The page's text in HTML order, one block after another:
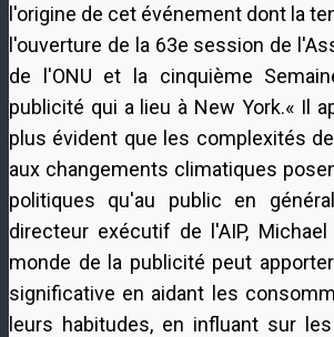
l'origine de cet événement dont la
l'ouverture de la 63e session de
de l'ONU et la cinquième
publicité qui a lieu à New York.« Il
plus évident que les complexités
aux changements climatiques
politiques qu'au public en
directeur exécutif de l'AIP,
monde de la publicité peut
significative en aidant les
leurs habitudes, en influant sur